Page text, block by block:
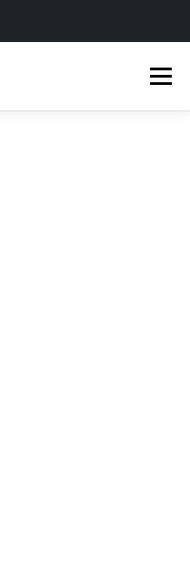
メニュー